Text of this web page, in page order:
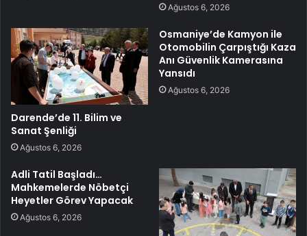
Ağustos 6, 2026
Darende’de 11. Bilim ve
Sanat Şenliği
Ağustos 6, 2026
Osmaniye’de Kamyon ile
Otomobilin Çarpıştığı Kaza
Anı Güvenlik Kamerasına
Yansıdı
Ağustos 6, 2026
Adli Tatil Başladı…
Mahkemelerde Nöbetçi
Heyetler Görev Yapacak
Ağustos 6, 2026